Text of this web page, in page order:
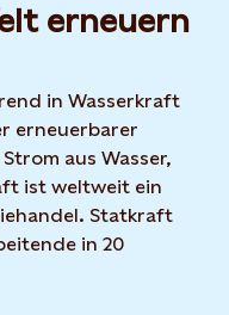
erneuern
in Wasserkraft
erneuerbarer
aus Wasser,
ist weltweit ein
Statkraft
in 20